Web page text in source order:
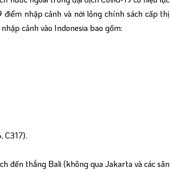
nhập cảnh và nới lỏng chính sách cấp thị
cảnh vào Indonesia bao gồm:
C317).
đến thẳng Bali (không qua Jakarta và các sân